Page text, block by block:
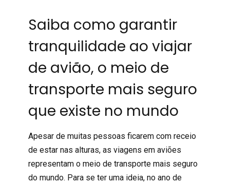
Saiba como garantir
tranquilidade ao viajar
de avião, o meio de
transporte mais seguro
que existe no mundo
Apesar de muitas pessoas ficarem com receio
de estar nas alturas, as viagens em aviões
representam o meio de transporte mais seguro
do mundo. Para se ter uma ideia, no ano de